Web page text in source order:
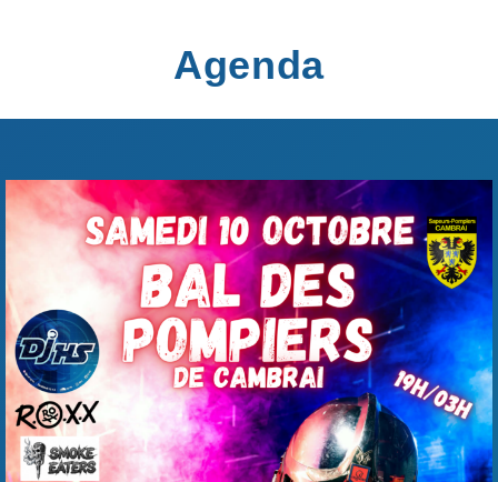
Agenda